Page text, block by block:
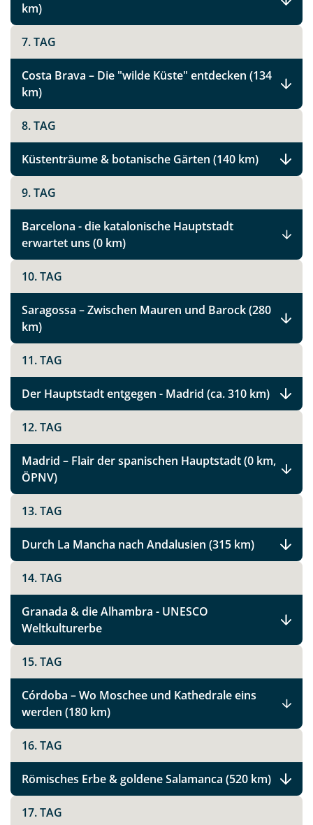
Teile diese Reise
Facebook
Instagram
X
WhatsApp
Telegram
per E-Mail senden
Link kopieren
km)
7. TAG
Costa Brava – Die "wilde Küste" entdecken (134
km)
8. TAG
Küstenträume & botanische Gärten (140 km)
9. TAG
Barcelona - die katalonische Hauptstadt
erwartet uns (0 km)
10. TAG
Saragossa – Zwischen Mauren und Barock (280
km)
11. TAG
Der Hauptstadt entgegen - Madrid (ca. 310 km)
12. TAG
Madrid – Flair der spanischen Hauptstadt (0 km,
ÖPNV)
13. TAG
Durch La Mancha nach Andalusien (315 km)
14. TAG
Granada & die Alhambra - UNESCO
Weltkulturerbe
15. TAG
Córdoba – Wo Moschee und Kathedrale eins
werden (180 km)
16. TAG
Römisches Erbe & goldene Salamanca (520 km)
17. TAG